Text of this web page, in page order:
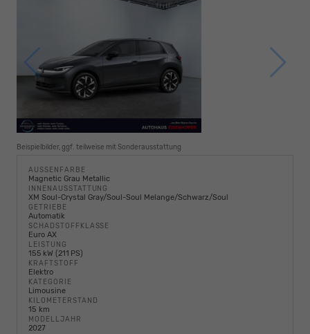
Beispielbilder, ggf. teilweise mit Sonderausstattung
AUSSENFARBE
Magnetic Grau Metallic
INNENAUSSTATTUNG
XM Soul-Crystal Gray/Soul-Soul Melange/Schwarz/Soul
GETRIEBE
Automatik
SCHADSTOFFKLASSE
Euro AX
LEISTUNG
155 kW (211 PS)
KRAFTSTOFF
Elektro
KATEGORIE
Limousine
KILOMETERSTAND
15 km
MODELLJAHR
2027